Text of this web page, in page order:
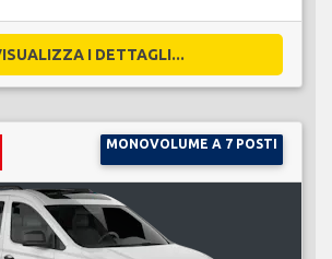
I DETTAGLI...
MONOVOLUME A 7 POSTI